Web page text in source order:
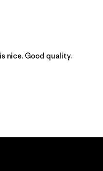
nice. Good quality.